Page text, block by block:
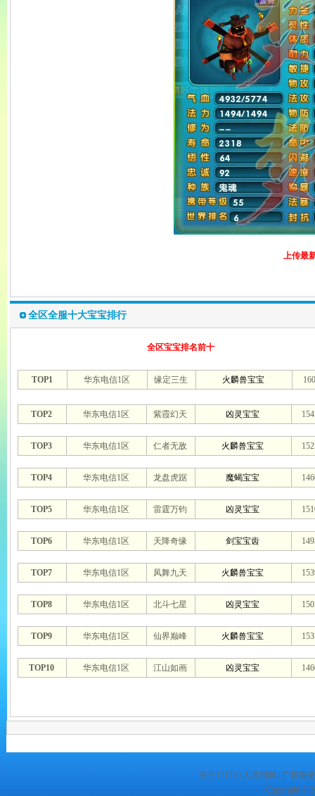
上传最
全区全服十大宝宝排行
全区宝宝排名前十
TOP1 华东电信1区 缘定三生 火麟兽宝宝
TOP2 华东电信1区 紫霞幻天 凶灵宝宝
TOP3 华东电信1区 仁者无敌 火麟兽宝宝
TOP4 华东电信1区 龙盘虎踞 魔蝎宝宝
TOP5 华东电信1区 雷霆万钧 凶灵宝宝
TOP6 华东电信1区 天降奇缘 剑宝宝齿
TOP7 华东电信1区 凤舞九天 火麟兽宝宝
TOP8 华东电信1区 北斗七星 凶灵宝宝
TOP9 华东电信1区 仙界巅峰 火麟兽宝宝
TOP10 华东电信1区 江山如画 凶灵宝宝
关于17173 人才招聘
广告服务
Copyright ©